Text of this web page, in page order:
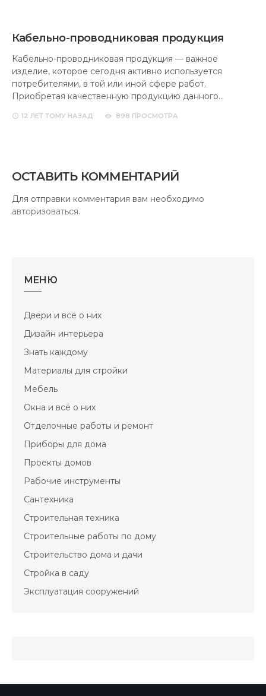
Кабельно-проводниковая продукция
Кабельно-проводниковая продукция — важное
изделие, которое сегодня активно используется
потребителями, в той или иной сфере работ.
Приобретая качественную продукцию данного…
12 ЛЕТ ТОМУ НАЗАД 898 ПРОСМОТРА
ОСТАВИТЬ КОММЕНТАРИЙ
Для отправки комментария вам необходимо
авторизоваться.
МЕНЮ
Двери и всё о них
Дизайн интерьера
Знать каждому
Материалы для стройки
Мебель
Окна и всё о них
Отделочные работы и ремонт
Приборы для дома
Проекты домов
Рабочие инструменты
Сантехника
Строительная техника
Строительные работы по дому
Строительство дома и дачи
Стройка в саду
Эксплуатация сооружений